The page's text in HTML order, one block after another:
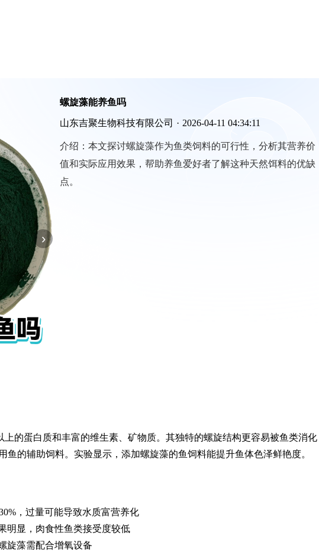
›
螺旋藻能养鱼吗
山东吉聚生物科技有限公司 · 2026-04-11 04:34:11
介绍： 本文探讨螺旋藻作为鱼类饲料的可行性，分析其营养价
值和实际应用效果，帮助养鱼爱好者了解这种天然饵料的优缺
点。
的蛋白质和丰富的维生素、矿物质。其独特的螺旋结构更容易被鱼类消化
鱼的辅助饲料。实验显示，添加螺旋藻的鱼饲料能提升鱼体色泽鲜艳度。
，过量可能导致水质富营养化
明显，肉食性鱼类接受度较低
旋藻需配合增氧设备